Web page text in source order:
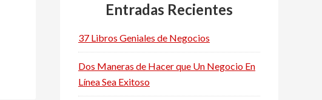
Entradas Recientes
37 Libros Geniales de Negocios
Dos Maneras de Hacer que Un Negocio En
Línea Sea Exitoso